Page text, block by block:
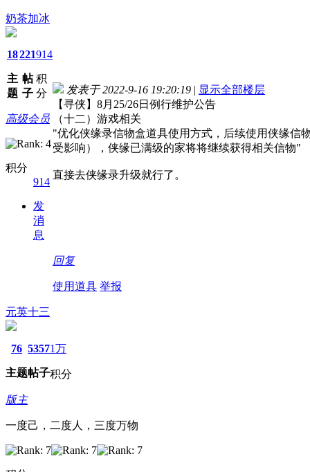
奶茶加冰
18
主
题
221
帖
子
914
积
分
高级会员
积分
914
发
消
息
发表于 2022-9-16 19:20:19 | 显示全部楼层
【寻侠】8月25/26日例行维护公告
（十二）游戏相关
"优化侠缘录信物盒道具使用方式，后续使用侠缘信
受影响），侠缘已满级的家将将继续获得相关信物"
直接去侠缘录升级就行了。
回复
使用道具 举报
元英十三
76
主题
5357
帖子
1万
积分
版主
一度己，二度人，三度万物